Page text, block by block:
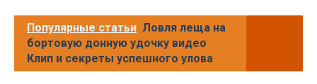
Популярные статьи Ловля леща на
бортовую донную удочку видео
Клип и секреты успешного улова